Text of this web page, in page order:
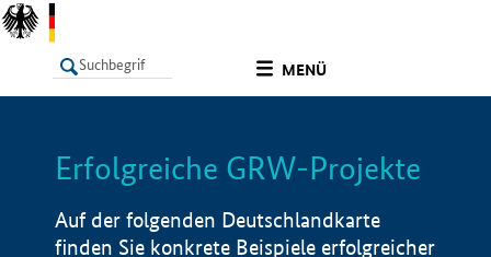
MENÜ
LISTE Info
Erfolgreiche GRW-Projekte
Auf der folgenden Deutschlandkarte
finden Sie konkrete Beispiele erfolgreicher